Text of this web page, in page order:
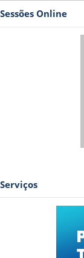
Sessões Online
Serviços